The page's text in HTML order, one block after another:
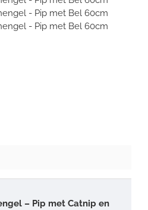
– Pip met Catnip en